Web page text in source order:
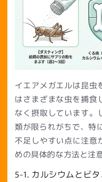
イエアメガエルは昆虫
はさまざまな虫を捕食
なく摂取しています。
類が限られがちで、特
不足しやすい点に注意
めの具体的な方法と注
5-1. カルシウムとビ